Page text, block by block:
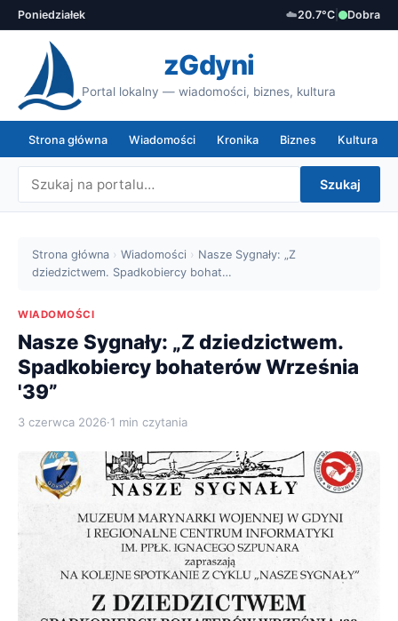
Poniedziałek ☁️20.7°C Dobra
zGdyni
Portal lokalny — wiadomości, biznes, kultura
Strona główna Wiadomości Kronika Biznes Kultura
Szukaj
Strona główna › Wiadomości › Nasze Sygnały: „Z
dziedzictwem. Spadkobiercy bohat…
WIADOMOŚCI
Nasze Sygnały: „Z dziedzictwem.
Spadkobiercy bohaterów Września
'39”
3 czerwca 2026·1 min czytania